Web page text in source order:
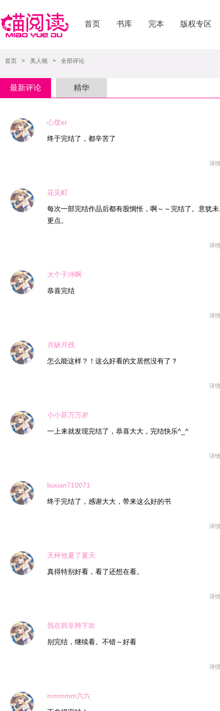
首页 书库 完本 版权专区
首页 > 美人镜 > 全部评论
最新评论 精华
心坟er
终于完结了，都辛苦了
详
花见町
每次一部完结作品后都有股惆怅，啊～～完结了。意犹
更点。
详
大个子冲啊
恭喜完结
详
月缺月残
怎么能这样？！这么好看的文居然没有了？
详
小小苏万万岁
一上来就发现完结了，恭喜大大，完结快乐^_^
详
liuxian710071
终于完结了，感谢大大，带来这么好的书
详
天枰他夏了夏天
真得特别好看，看了还想在看。
详
我在韩非胯下吹
别完结，继续看。不错～好看
详
mmmmm六六